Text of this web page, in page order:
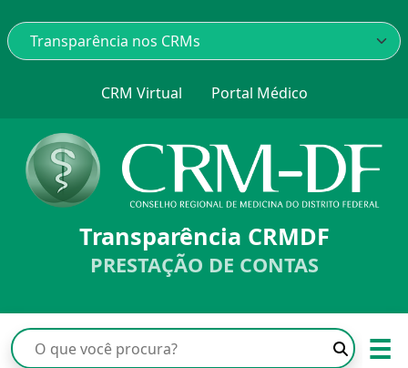
CRM Virtual Portal Médico
Transparência CRMDF
PRESTAÇÃO DE CONTAS
☰